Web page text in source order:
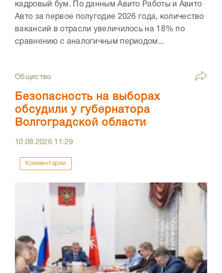
кадровый бум. По данным Авито Работы и Авито
Авто за первое полугодие 2026 года, количество
вакансий в отрасли увеличилось на 18% по
сравнению с аналогичным периодом...
Общество
Безопасность на выборах
обсудили у губернатора
Волгоградской области
10.08.2026 11:29
Комментарии